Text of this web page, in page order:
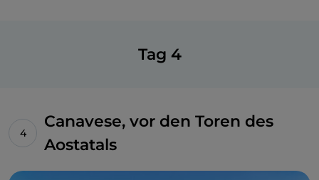
Tag 4
Canavese, vor den Toren des
Aostatals